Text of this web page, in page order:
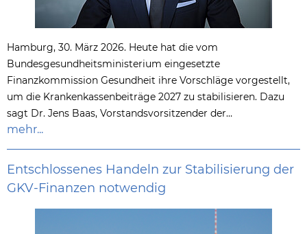
Hamburg, 30. März 2026. Heute hat die vom
Bundesgesundheitsministerium eingesetzte
Finanzkommission Gesundheit ihre Vorschläge vorgestellt,
um die Krankenkassenbeiträge 2027 zu stabilisieren. Dazu
sagt Dr. Jens Baas, Vorstandsvorsitzender der…
mehr...
Entschlossenes Handeln zur Stabilisierung der
GKV-Finanzen notwendig